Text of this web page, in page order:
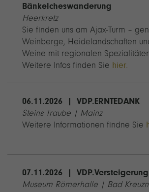
Bänkelcheswanderung
Heerkretz
Sie finden uns am Ajax-Turm –
Weinberge, Heidelandschaften
Weine mit regionalen
Weitere Infos finden Sie hier.
06.11.2026 | VDP.ERNTEDANK
Steins Traube | Mainz
Weitere Informationen findne Sie
07.11.2026 | VDP.Versteigerung
Museum Römerhalle | Bad